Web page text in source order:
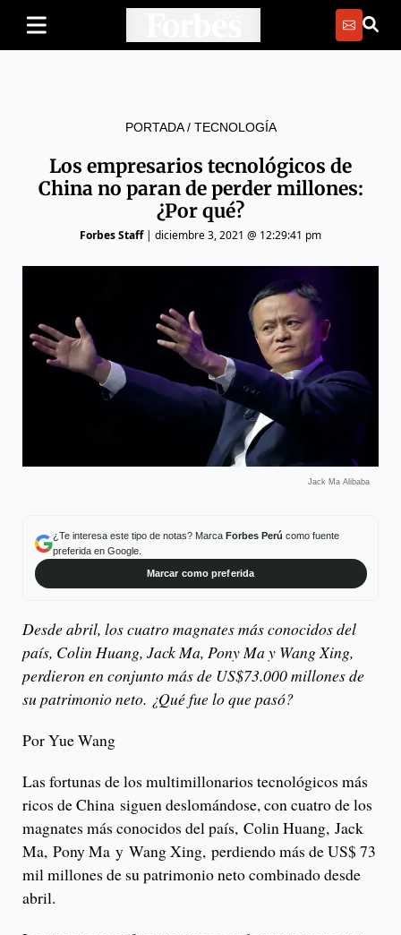
PORTADA/ TECNOLOGÍA
Los empresarios tecnológicos de
China no paran de perder millones:
¿Por qué?
Forbes Staff| diciembre 3, 2021 @ 12:29:41 pm
Jack Ma Alibaba
¿Te interesa este tipo de notas? Marca Forbes Perú como fuente
preferida en Google.
Marcar como preferida
Desde abril, los cuatro magnates más conocidos del
país, Colin Huang, Jack Ma, Pony Ma y Wang Xing,
perdieron en conjunto más de US$73.000 millones de
su patrimonio neto. ¿Qué fue lo que pasó?
Por Yue Wang
Las fortunas de los multimillonarios tecnológicos más
ricos de China siguen deslomándose, con cuatro de los
magnates más conocidos del país, Colin Huang, Jack
Ma, Pony Ma y Wang Xing, perdiendo más de US$ 73
mil millones de su patrimonio neto combinado desde
abril.